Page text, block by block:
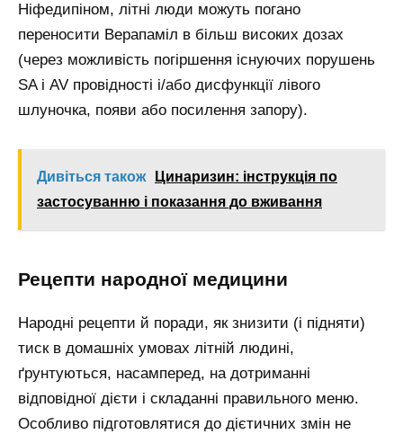
Ніфедипіном, літні люди можуть погано
переносити Верапаміл в більш високих дозах
(через можливість погіршення існуючих порушень
SA і AV провідності і/або дисфункції лівого
шлуночка, появи або посилення запору).
Дивіться також
Цинаризин: інструкція по
застосуванню і показання до вживання
Рецепти народної медицини
Народні рецепти й поради, як знизити (і підняти)
тиск в домашніх умовах літній людині,
ґрунтуються, насамперед, на дотриманні
відповідної дієти і складанні правильного меню.
Особливо підготовлятися до дієтичних змін не